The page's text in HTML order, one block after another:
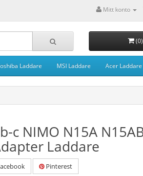
Mitt konto
Laddare MSI Laddare Acer Laddare
c NIMO N15A
Laddare
Pinterest